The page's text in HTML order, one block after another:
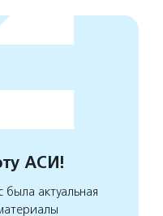
АСИ!
актуальная